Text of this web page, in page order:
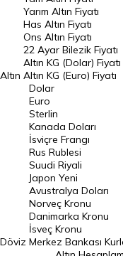
DÖVİZ
Döviz Kuru
Dolar Kuru
Euro Kuru
Pound Kuru
Frank Kuru
Riyal Kuru
Avustralya Doları
Danimarka Kronu Kuru
Kanada Doları Kuru
Norveç Kronu Kuru
Altın
Yarım Altın Fiyatı
Has Altın Fiyatı
Ons Altın Fiyatı
22 Ayar Bilezik Fiyatı
Altın KG (Dolar) Fiyatı
Altın KG (Euro) Fiyatı
Döviz
Dolar
Euro
Sterlin
Kanada Doları
İsviçre Frangı
Rus Rublesi
Suudi Riyali
Japon Yeni
Avustralya Doları
Norveç Kronu
Danimarka Kronu
İsveç Kronu
Merkez Bankası